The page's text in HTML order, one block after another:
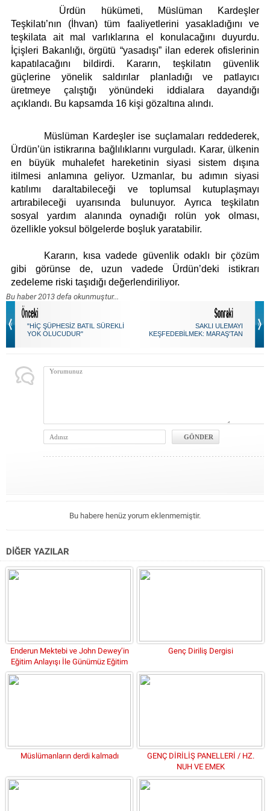
İletişim
Ürdün hükümeti, Müslüman Kardeşler
Teşkilatı’nın (İhvan) tüm faaliyetlerini yasakladığını ve
teşkilata ait mal varlıklarına el konulacağını duyurdu.
İçişleri Bakanlığı, örgütü “yasadışı” ilan ederek ofislerinin
kapatılacağını bildirdi. Kararın, teşkilatın güvenlik
güçlerine yönelik saldırılar planladığı ve patlayıcı
üretmeye çalıştığı yönündeki iddialara dayandığı
açıklandı. Bu kapsamda 16 kişi gözaltına alındı.
Müslüman Kardeşler ise suçlamaları reddederek,
Ürdün’ün istikrarına bağlılıklarını vurguladı. Karar, ülkenin
en büyük muhalefet hareketinin siyasi sistem dışına
itilmesi anlamına geliyor. Uzmanlar, bu adımın siyasi
katılımı daraltabileceği ve toplumsal kutuplaşmayı
artırabileceği uyarısında bulunuyor. Ayrıca teşkilatın
sosyal yardım alanında oynadığı rolün yok olması,
özellikle yoksul bölgelerde boşluk yaratabilir.
Kararın, kısa vadede güvenlik odaklı bir çözüm
gibi görünse de, uzun vadede Ürdün’deki istikrarı
zedeleme riski taşıdığı değerlendiriliyor.
Bu haber 2013 defa okunmuştur...
"HİÇ ŞÜPHESİZ BATIL SÜREKLİ
YOK OLUCUDUR"
SAKLI ULEMAYI
KEŞFEDEBİLMEK: MARAŞ'TAN
Bu habere henüz yorum eklenmemiştir.
DİĞER YAZILAR
Enderun Mektebi ve John Dewey’in
Eğitim Anlayışı İle Günümüz Eğitim
Sorunlarına Bakış
Genç Diriliş Dergisi
Müslümanların derdi kalmadı
GENÇ DİRİLİŞ PANELLERİ / HZ.
NUH VE EMEK